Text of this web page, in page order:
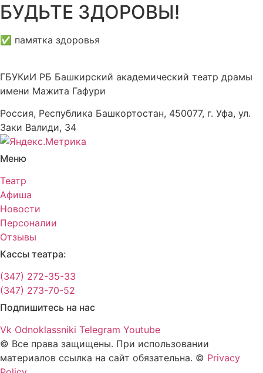
БУДЬТЕ ЗДОРОВЫ!
✅ памятка здоровья
ГБУКиИ РБ Башкирский академический театр драмы
имени Мажита Гафури
Россия, Республика Башкортостан, 450077, г. Уфа, ул.
Заки Валиди, 34
Меню
Театр
Афиша
Новости
Персоналии
Отзывы
Кассы театра:
(347) 272-35-33
(347) 273-70-52
Подпишитесь на нас
Vk Odnoklassniki Telegram Youtube
© Все права защищены. При использовании
материалов ссылка на сайт обязательна. © Privacy